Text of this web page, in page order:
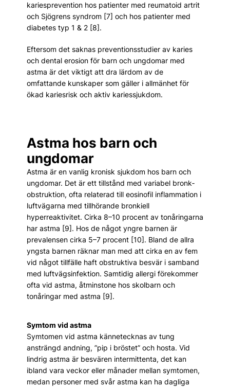
kariesprevention hos patienter med reumatoid artrit
och Sjögrens syndrom [7] och hos patienter med
diabetes typ 1 & 2 [8].
Eftersom det saknas preventionsstudier av karies
och dental erosion för barn och ungdomar med
astma är det viktigt att dra lärdom av de
omfattande kunskaper som gäller i allmänhet för
ökad kariesrisk och aktiv kariessjukdom.
Astma hos barn och
ungdomar
Astma är en vanlig kronisk sjukdom hos barn och
ungdomar. Det är ett tillstånd med variabel bronk­
obstruktion, ofta relaterad till eosinofil inflammation i
luftvägarna med tillhörande bronkiell
hyperreaktivitet. Cirka 8–10 procent av tonåringarna
har astma [9]. Hos de något yngre barnen är
prevalensen cirka 5–7 procent [10]. Bland de allra
yngsta barnen räknar man med att cirka en av fem
vid något tillfälle haft obstruktiva besvär i samband
med luftvägsinfektion. Samtidig allergi förekommer
ofta vid astma, åtminstone hos skolbarn och
tonåringar med astma [9].
Symtom vid astma
Symtomen vid astma kännetecknas av tung
ansträngd andning, ”pip i bröstet” och hosta. Vid
lindrig astma är besvären intermittenta, det kan
ibland vara veckor eller månader mellan symtomen,
medan personer med svår astma kan ha dagliga